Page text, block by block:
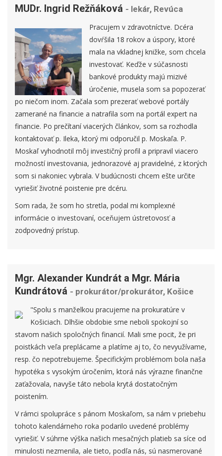
MUDr. Ingrid Režňáková - lekár, Revúca
Pracujem v zdravotníctve. Dcéra
dovŕšila 18 rokov a úspory, ktoré
mala na vkladnej knižke, som chcela
investovať. Keďže v súčasnosti
bankové produkty majú mizivé
úročenie, musela som sa popozerať
po niečom inom. Začala som prezerať webové portály
zamerané na financie a natrafila som na portál expert na
financie. Po prečítaní viacerých článkov, som sa rozhodla
kontaktovať p. Ileka, ktorý mi odporučil p. Moskaľa. P.
Moskaľ vyhodnotil môj investičný profil a pripravil viacero
možností investovania, jednorazové aj pravidelné, z ktorých
som si nakoniec vybrala. V budúcnosti chcem ešte určite
vyriešiť životné poistenie pre dcéru.
Som rada, že som ho stretla, podal mi komplexné
informácie o investovaní, oceňujem ústretovosť a
zodpovedný prístup.
Mgr. Alexander Kundrát a Mgr. Mária
Kundrátová - prokurátor/prokurátor, Košice
"Spolu s manželkou pracujeme na prokuratúre v
Košiciach. Dlhšie obdobie sme neboli spokojní so
stavom našich spoločných financií. Mali sme pocit, že pri
poistkách veľa preplácame a platíme aj to, čo nevyužívame,
resp. čo nepotrebujeme. Špecifickým problémom bola naša
hypotéka s vysokým úročením, ktorá nás výrazne finančne
zaťažovala, navyše táto nebola krytá dostatočným
poistením.
V rámci spolupráce s pánom Moskaľom, sa nám v priebehu
tohoto kalendárneho roka podarilo uvedené problémy
vyriešiť. V súhrne výška našich mesačných platieb sa síce od
minulosti nezmenila, ale tieto, podľa nás, sú nasmerované